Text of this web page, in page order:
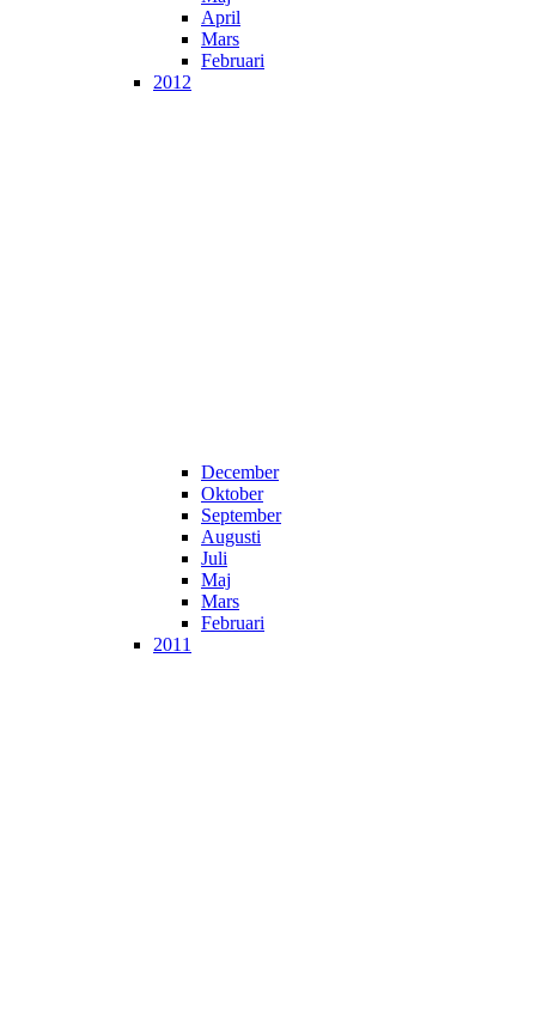
April
Mars
Februari
2012
December
Oktober
September
Augusti
Juli
Maj
Mars
Februari
2011